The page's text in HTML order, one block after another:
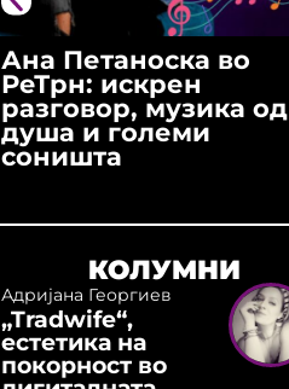
Ана Петаноска во
РеТрн: искрен
разговор, музика од
душа и големи
соништа
КОЛУМНИ
Адријана Георгиев
„Tradwife“,
естетика на
покорност во